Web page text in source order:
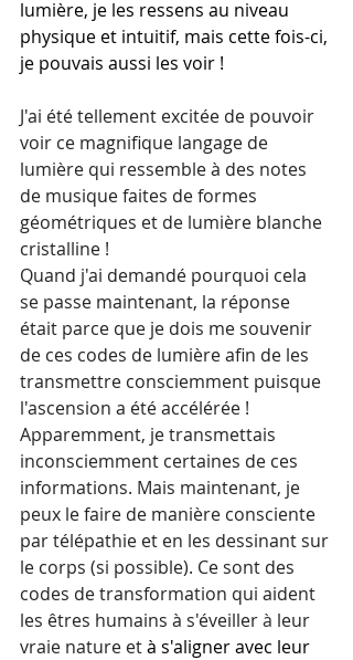
lumière, je les ressens au niveau
physique et intuitif, mais cette fois-ci,
je pouvais aussi les voir !
J'ai été tellement excitée de pouvoir
voir ce magnifique langage de
lumière qui ressemble à des notes
de musique faites de formes
géométriques et de lumière blanche
cristalline !
Quand j'ai demandé pourquoi cela
se passe maintenant, la réponse
était parce que je dois me souvenir
de ces codes de lumière afin de les
transmettre consciemment puisque
l'ascension a été accélérée !
Apparemment, je transmettais
inconsciemment certaines de ces
informations. Mais maintenant, je
peux le faire de manière consciente
par télépathie et en les dessinant sur
le corps (si possible). Ce sont des
codes de transformation qui aident
les êtres humains à s'éveiller à leur
vraie nature et à s'aligner avec leur